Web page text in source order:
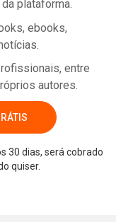
plataforma.
ebooks,
entre
autores.
30 dias, será cobrado
quiser.